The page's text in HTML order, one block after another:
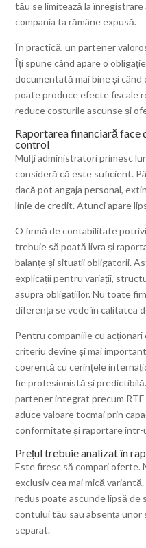
tău se limitează la înregistrare
compania ta rămâne expusă.
În practică, un partener
Îți spune când apare o
documentată mai bine și când
poate produce efecte fiscale
reduce costurile ascunse și
Raportarea financiară face
control
Mulți administratori primesc
consideră că este suficient.
dacă pot angaja personal,
linie de credit. Atunci apare
O firmă de contabilitate
trebuie să poată livra și
balanțe și situații obligatorii.
explicații pentru variații,
asupra obligațiilor. Nu toate
diferența se vede în calitatea
Pentru companiile cu
criteriu devine și mai
coerentă cu cerințele
fie profesionistă și
partener integrat precum
aduce valoare tocmai prin
conformitate și raportare într-
Prețul trebuie analizat în
Este firesc să compari oferte.
exclusiv cea mai mică
redus poate ascunde lipsă
contului tău sau absența
separat.